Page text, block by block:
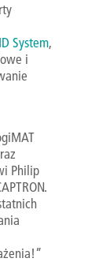
System,
i
Philip